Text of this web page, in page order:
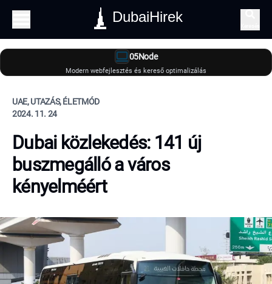
DubaiHirek
05Node
Modern webfejlesztés és kereső optimalizálás
UAE, UTAZÁS, ÉLETMÓD
2024. 11. 24
Dubai közlekedés: 141 új
buszmegálló a város
kényelméért